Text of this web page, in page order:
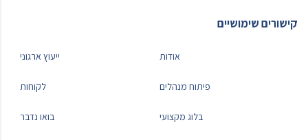
קישורים שימושיים
אודות ייעוץ ארגוני
פיתוח מנהלים לקוחות
בלוג מקצועי בואו נדבר